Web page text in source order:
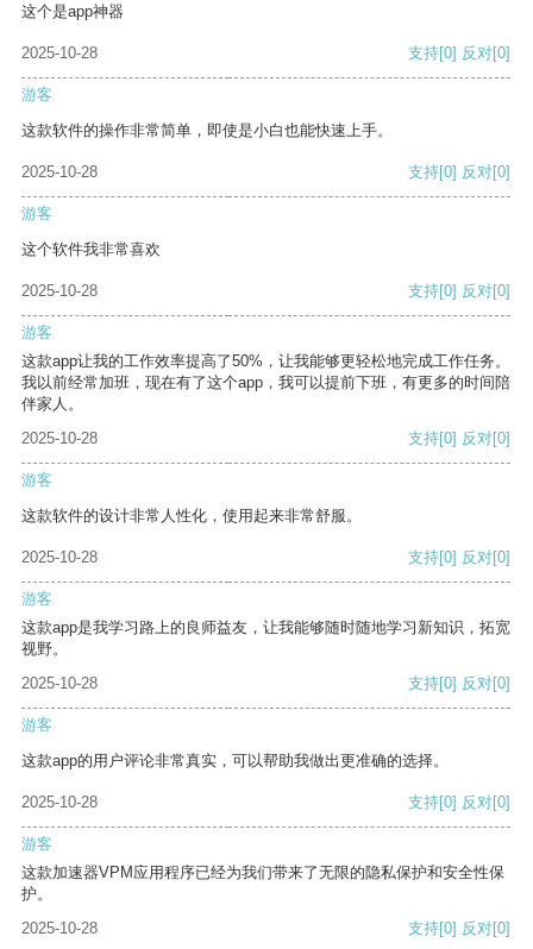
这个是app神器
2025-10-28 支持[0] 反对[0]
游客
这款软件的操作非常简单，即使是小白也能快速上手。
2025-10-28 支持[0] 反对[0]
游客
这个软件我非常喜欢
2025-10-28 支持[0] 反对[0]
游客
这款app让我的工作效率提高了50%，让我能够更轻松地完成工作任务。
我以前经常加班，现在有了这个app，我可以提前下班，有更多的时间陪
伴家人。
2025-10-28
支持[0] 反对[0]
游客
这款软件的设计非常人性化，使用起来非常舒服。
2025-10-28 支持[0] 反对[0]
游客
这款app是我学习路上的良师益友，让我能够随时随地学习新知识，拓宽
视野。
2025-10-28
支持[0] 反对[0]
游客
这款app的用户评论非常真实，可以帮助我做出更准确的选择。
2025-10-28 支持[0] 反对[0]
游客
这款加速器VPM应用程序已经为我们带来了无限的隐私保护和安全性保
护。
2025-10-28
支持[0] 反对[0]